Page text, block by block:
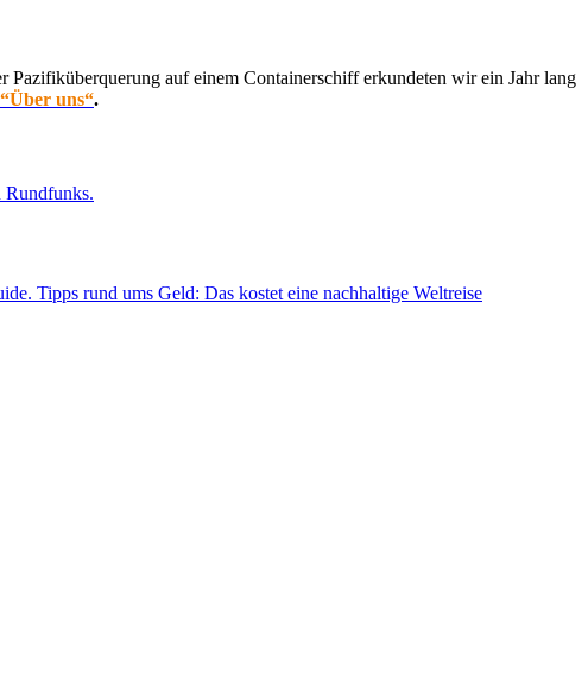
auf einem Containerschiff erkundeten wir ein Jahr lang
“Über uns“.